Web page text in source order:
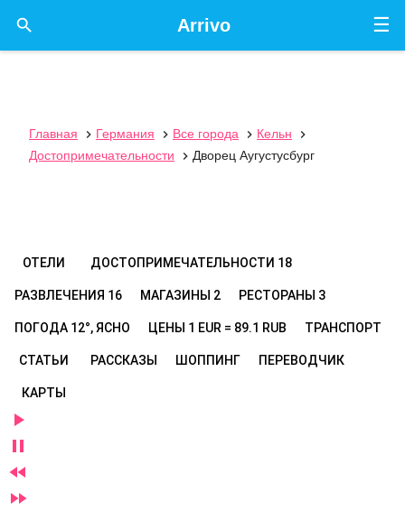
☰
Arrivo

Главная  Германия  Все города  Кельн

Достопримечательности
 Дворец Аугустусбург
ОТЕЛИ ДОСТОПРИМЕЧАТЕЛЬНОСТИ 18
РАЗВЛЕЧЕНИЯ 16 МАГАЗИНЫ 2 РЕСТОРАНЫ 3
ПОГОДА 12°, ЯСНО ЦЕНЫ 1 EUR = 89.1 RUB ТРАНСПОРТ
СТАТЬИ РАССКАЗЫ ШОППИНГ ПЕРЕВОДЧИК
КАРТЫ



